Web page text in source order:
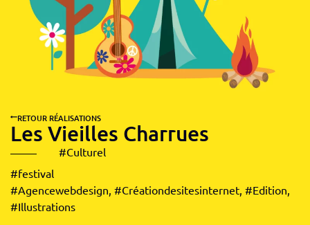
RETOUR RÉALISATIONS
Les Vieilles Charrues
#Culturel
#festival
#Agencewebdesign, #Créationdesitesinternet, #Edition,
#Illustrations